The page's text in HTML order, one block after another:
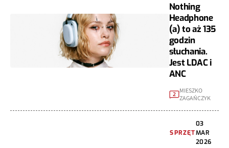
Nothing
Headphone
(a) to aż 135
godzin
słuchania.
Jest LDAC i
ANC
2 MIESZKO
ZAGAŃCZYK
SPRZĘT
03
MAR
2026